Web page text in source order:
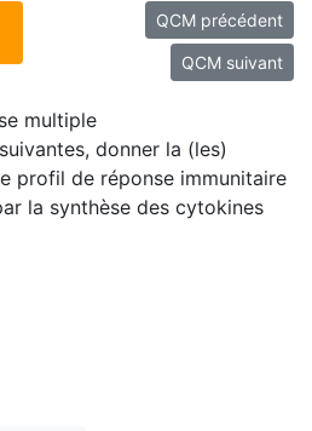
QCM précédent
QCM suivant
multiple
donner la (les)
profil de réponse immunitaire
la synthèse des cytokines